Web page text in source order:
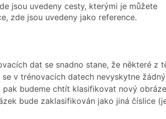
jsou uvedeny cesty, kterými je můžete
zde jsou uvedeny jako reference.
dat se snadno stane, že některé z
se v trénovacích datech nevyskytne
budeme chtít klasifikovat nový
bude zaklasifikován jako jiná číslice